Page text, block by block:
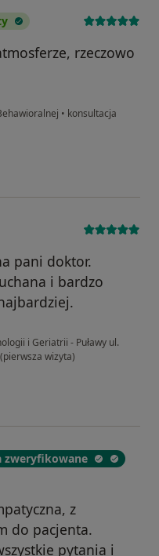
rzeczowo
• konsultacja
pani doktor.
i bardzo
i Geriatrii - Puławy ul.
wizyta)
zweryfikowane
z
do pacjenta.
pytania i